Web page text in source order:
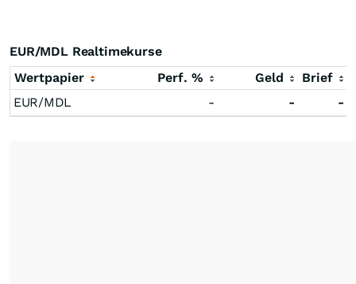
EUR/MDL Realtimekurse
Wertpapier
Perf. % Geld
Brief
EUR/MDL
- - -